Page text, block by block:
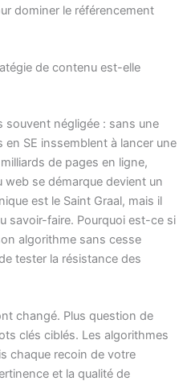
dominer le référencement
de contenu est-elle
souvent négligée : sans une
SE inssemblent à lancer une
de pages en ligne,
web se démarque devient un
est le Saint Graal, mais il
savoir-faire. Pourquoi est-ce si
algorithme sans cesse
tester la résistance des
changé. Plus question de
clés ciblés. Les algorithmes
chaque recoin de votre
et la qualité de